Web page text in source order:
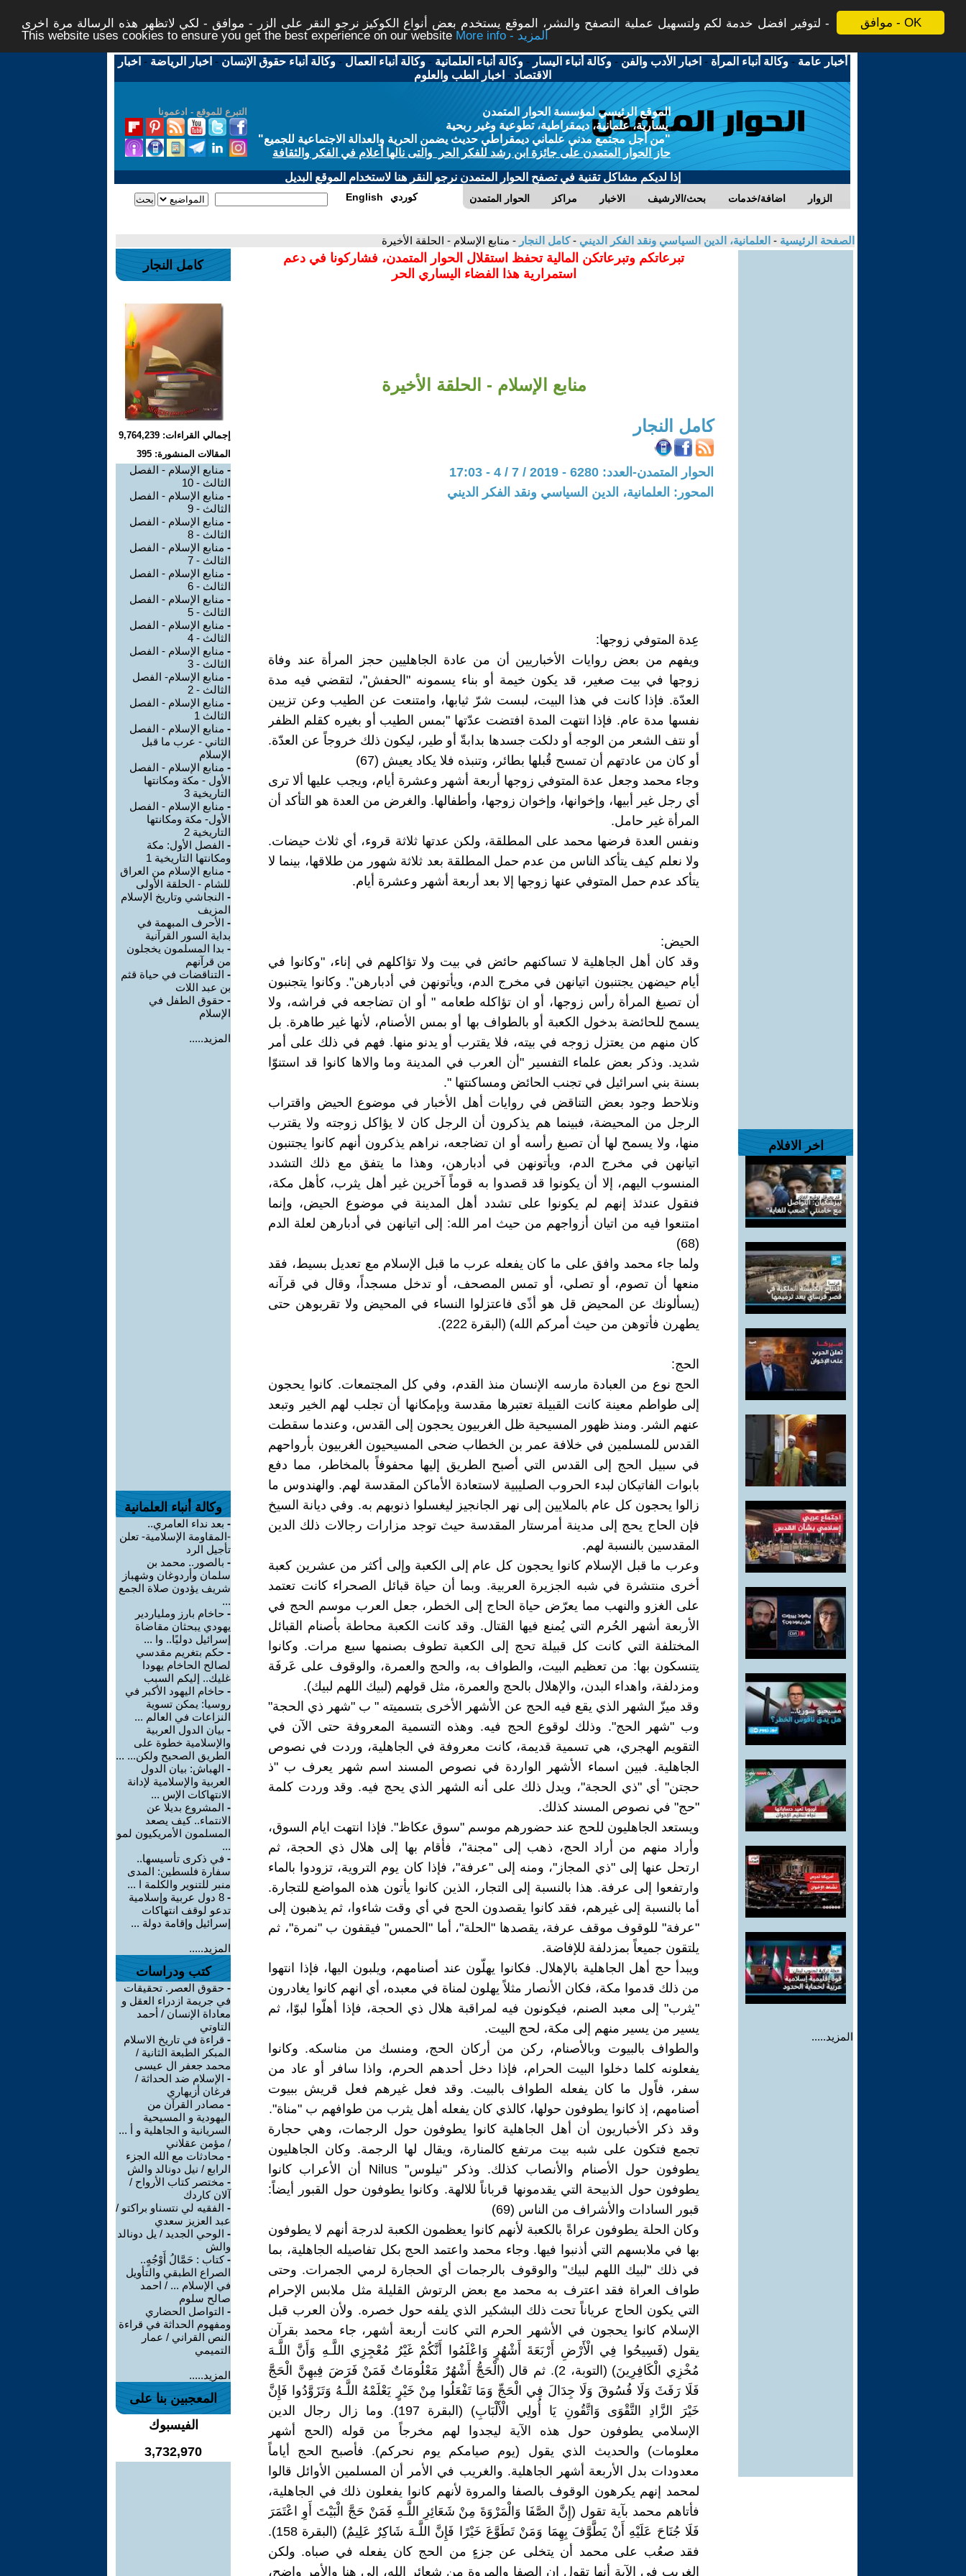
موافق - OK
لتوفير افضل خدمة لكم ولتسهيل عملية التصفح والنشر، الموقع يستخدم بعض أنواع الكوكيز نرجو النقر على الزر - موافق - لكي لاتظهر هذه الرسالة مرة اخرى -
This website uses cookies to ensure you get the best experience on our website
More info - المزيد
أخبار عامة -وكالة أنباء المرأة - اخبار الأدب والفن -وكالة أنباء اليسار -وكالة أنباء العلمانية -وكالة أنباء العمال -وكالة أنباء حقوق الإنسان - اخبار الرياضة - اخبار
الاقتصاد - اخبار الطب والعلوم
التبرع للموقع - ادعمونا
الموقع الرئيسي لمؤسسة الحوار المتمدن
يسارية، علمانية، ديمقراطية، تطوعية وغير ربحية
"من أجل مجتمع مدني علماني ديمقراطي حديث يضمن الحرية والعدالة الاجتماعية للجميع"
حاز الحوار المتمدن على جائزة ابن رشد للفكر الحر والتى نالها أعلام في الفكر والثقافة
إذا لديكم مشاكل تقنية في تصفح الحوار المتمدن نرجو النقر هنا لاستخدام الموقع البديل
الحوار المتمدن مراكز الاخبار بحث/الارشيف اضافة/خدمات الزوار English كوردي
الصفحة الرئيسية - العلمانية، الدين السياسي ونقد الفكر الديني -كامل النجار - منابع الإسلام - الحلقة الأخيرة
اخر الافلام
المزيد.....
تبرعاتكم وتبرعاتكن المالية تحفظ استقلال الحوار المتمدن، فشاركونا في دعم
استمرارية هذا الفضاء اليساري الحر
منابع الإسلام - الحلقة الأخيرة
كامل النجار
الحوار المتمدن-العدد: 6280 - 2019 / 7 / 4 - 17:03
المحور: العلمانية، الدين السياسي ونقد الفكر الديني
عِدة المتوفي زوجها:
ويفهم من بعض روايات الأخباريين أن من عادة الجاهليين حجز المرأة عند وفاة
زوجها في بيت صغير، قد يكون خيمة أو بناء يسمونه "الحفش"، لتقضي فيه مدة
العدّة. فإذا كانت في هذا البيت، لبست شرّ ثيابها، وامتنعت عن الطيب وعن تزيين
نفسها مدة عام. فإذا انتهت المدة افتضت عدّتها "بمس الطيب أو بغيره كقلم الظفر
أو نتف الشعر من الوجه أو دلكت جسدها بدابةّ أو طير، ليكون ذلك خروجاً عن العدّة.
أو كان من عادتهم أن تمسح قُبلها بطائر، وتنبذه فلا يكاد يعيش (67)
وجاء محمد وجعل عدة المتوفي زوجها أربعة أشهر وعشرة أيام، ويجب عليها ألا ترى
أي رجل غير أبيها، وإخوانها، وإخوان زوجها، وأطفالها. والغرض من العدة هو التأكد أن
المرأة غير حامل.
ونفس العدة فرضها محمد على المطلقة، ولكن عدتها ثلاثة قروء، أي ثلاث حيضات.
ولا نعلم كيف يتأكد الناس من عدم حمل المطلقة بعد ثلاثة شهور من طلاقها، بينما لا
يتأكد عدم حمل المتوفي عنها زوجها إلا بعد أربعة أشهر وعشرة أيام.
الحيض:
وقد كان أهل الجاهلية لا تساكنهم حائض في بيت ولا تؤاكلهم في إناء، "وكانوا في
أيام حيضهن يجتنبون اتيانهن في مخرج الدم، ويأتونهن في أدبارهن". وكانوا يتجنبون
أن تصبغ المرأة رأس زوجها، أو ان تؤاكله طعامه " أو ان تضاجعه في فراشه، ولا
يسمح للحائضة بدخول الكعبة أو بالطواف بها أو بمس الأصنام، لأنها غير طاهرة. بل
كان منهم من يعتزل زوجه في بيته، فلا يقترب أو يدنو منها. فهم في ذلك على أمر
شديد. وذكر بعض علماء التفسير "أن العرب في المدينة وما والاها كانوا قد استنوّا
بسنة بني اسرائيل في تجنب الحائض ومساكنتها ".
ونلاحط وجود بعض التناقض في روايات أهل الأخبار في موضوع الحيض واقتراب
الرجل من المحيضة، فبينما هم يذكرون أن الرجل كان لا يؤاكل زوجته ولا يقترب
منها، ولا يسمح لها أن تصبغ رأسه أو ان تضاجعه، نراهم يذكرون أنهم كانوا يجتنبون
اتيانهن في مخرج الدم، ويأتونهن في أدبارهن، وهذا ما يتفق مع ذلك التشدد
المنسوب اليهم، إلا أن يكونوا قد قصدوا به قوماً آخرين غير أهل يثرب، كأهل مكة،
فنقول عندئذ إنهم لم يكونوا على تشدد أهل المدينة في موضوع الحيض، وإنما
امتنعوا فيه من اتيان أزواجهم من حيث امر الله: إلى اتيانهن في أدبارهن لعلة الدم
(68)
ولما جاء محمد وافق على ما كان يفعله عرب ما قبل الإسلام مع تعديل بسيط، فقد
منعها أن تصوم، أو تصلي، أو تمس المصحف، أو تدخل مسجداً، وقال في قرآنه
(يسألونك عن المحيض قل هو أذًى فاعتزلوا النساء في المحيض ولا تقربوهن حتى
يطهرن فأتوهن من حيث أمركم الله) (البقرة 222).
الحج:
الحج نوع من العبادة مارسه الإنسان منذ القدم، وفي كل المجتمعات. كانوا يحجون
إلى طواطم معينة كانت القبيلة تعتبرها مقدسة وبإمكانها أن تجلب لهم الخير وتبعد
عنهم الشر. ومنذ ظهور المسيحية ظل الغربيون يحجون إلى القدس، وعندما سقطت
القدس للمسلمين في خلافة عمر بن الخطاب ضحى المسيحيون الغربيون بأرواحهم
في سبيل الحج إلى القدس التي أصبح الطريق إليها محفوفاً بالمخاطر، مما دفع
بابوات الفاتيكان لبدء الحروب الصليبية لاستعادة الأماكن المقدسة لهم. والهندوس ما
زالوا يحجون كل عام بالملايين إلى نهر الجانجيز ليغسلوا ذنوبهم به. وفي ديانة السيخ
فإن الحاج يحج إلى مدينة أمرستار المقدسة حيث توجد مزارات رجالات ذلك الدين
المقدسين بالنسبة لهم.
وعرب ما قبل الإسلام كانوا يحجون كل عام إلى الكعبة وإلى أكثر من عشرين كعبة
أخرى منتشرة في شبه الجزيرة العربية. وبما أن حياة قبائل الصحراء كانت تعتمد
على الغزو والنهب مما يعرّض حياة الحاج إلى الخطر، جعل العرب موسم الحج في
الأربعة أشهر الحُرم التي يُمنع فيها القتال. وقد كانت الكعبة محاطة بأصنام القبائل
المختلفة التي كانت كل قبيلة تحج إلى الكعبة تطوف بصنمها سبع مرات. وكانوا
يتنسكون بها: من تعظيم البيت، والطواف به، والحج والعمرة، والوقوف على عَرفَة
ومزدلفة، واهداء البدن، والإهلال بالحج والعمرة، مثل قولهم (لبيك اللهم لبيك).
وقد ميزّ الشهر الذي يقع فيه الحج عن الأشهر الأخرى بتسميته " ب "شهر ذي الحجة"
وب "شهر الحج". وذلك لوقوع الحج فيه. وهذه التسمية المعروفة حتى الآن في
التقويم الهجري، هي تسمية قديمة، كانت معروفة في الجاهلية، وردت في نصوص
الجاهلية. فبين اسماء الأشهر الواردة في نصوص المسند اسم شهر يعرف ب "ذ
حجتن" أي "ذي الحجة"، ويدل ذلك على أنه الشهر الذي يحج فيه. وقد وردت كلمة
"حج" في نصوص المسند كذلك.
ويستعد الجاهليون للحج عند حضورهم موسم "سوق عكاظ". فإذا انتهت ايام السوق،
وأراد منهم من أراد الحج، ذهب إلى "مجنة"، فأقام بها إلى هلال ذي الحجة، ثم
ارتحل عنها إلى "ذي المجاز"، ومنه إلى "عرفة"، فإذا كان يوم التروية، تزودوا بالماء
وارتفعوا إلى عرفة. هذا بالنسبة إلى التجار، الذين كانوا يأتون هذه المواضع للتجارة.
أما بالنسبة إلى غيرهم، فقد كانوا يقصدون الحج في أي وقت شاءوا، ثم يذهبون إلى
"عرفة" للوقوف موقف عرفة، يقصدها "الحلة"، أما "الحمس" فيقفون ب "نمرة"، ثم
يلتقون جميعاً بمزدلفة للإفاضة.
ويبدأ حج أهل الجاهلية بالإهلال. فكانوا يهلّون عند أصنامهم، ويلبون اليها، فإذا انتهوا
من ذلك قدموا مكة، فكان الأنصار مثلاً يهلون لمناة في معبده، أي انهم كانوا يغادرون
"يثرب" إلى معبد الصنم، فيكونون فيه لمراقبة هلال ذي الحجة، فإذا أهلّوا لبوّا، ثم
يسير من يسير منهم إلى مكة، لحج البيت.
والطواف بالبيوت وبالأصنام، ركن من أركان الحج، ومنسك من مناسكه. وكانوا
يفعلونه كلما دخلوا البيت الحرام، فإذا دخل أحدهم الحرم، واذا سافر أو عاد من
سفر، فاًول ما كان يفعله الطواف بالبيت. وقد فعل غيرهم فعل قريش ببيوت
أصنامهم، إذ كانوا يطوفون حولها، كالذي كان يفعله أهل يثرب من طوافهم ب "مناة".
وقد ذكر الأخباريون أن أهل الجاهلية كانوا يطوفون حول الرجمات، وهي حجارة
تجمع فتكون على شبه بيت مرتفع كالمنارة، ويقال لها الرجمة. وكان الجاهليون
يطوفون حول الأصنام والأنصاب كذلك. وذكر "نيلوس" Nilus أن الأعراب كانوا
يطوفون حول الذبيحة التي يقدمونها قرباناً للالهة. وكانوا يطوفون حول القبور أيضاً:
قبور السادات والأشراف من الناس (69)
وكان الحلة يطوفون عراةً بالكعبة لأنهم كانوا يعظمون الكعبة لدرجة أنهم لا يطوفون
بها في ملابسهم التي أذنبوا فيها. وجاء محمد واعتمد الحج بكل تفاصيله الجاهلية، بما
في ذلك "لبيك اللهم لبيك" والوقوف بالرجمات أي الحجارة لرمي الجمرات. وحتى
طواف العراة فقد اعترف به محمد مع بعض الرتوش القليلة مثل ملابس الإحرام
التي يكون الحاج عرياناً تحت ذلك البشكير الذي يلفه حول خصره. ولأن العرب قبل
الإسلام كانوا يحجون في الأشهر الحرم التي كانت أربعة أشهر، جاء محمد بقرآن
يقول (فَسِيحُوا فِي الْأَرْضِ أَرْبَعَةَ أَشْهُرٍ وَاعْلَمُوا أَنَّكُمْ غَيْرُ مُعْجِزِي اللَّـهِ وَأَنَّ اللَّـهَ
مُخْزِي الْكَافِرِينَ) (التوبة، 2). ثم قال (الْحَجُّ أَشْهُرٌ مَعْلُومَاتٌ فَمَنْ فَرَضَ فِيهِنَّ الْحَجَّ
فَلَا رَفَثَ وَلَا فُسُوقَ وَلَا جِدَالَ فِي الْحَجِّ وَمَا تَفْعَلُوا مِنْ خَيْرٍ يَعْلَمْهُ اللَّـهُ وَتَزَوَّدُوا فَإِنَّ
خَيْرَ الزَّادِ التَّقْوَى وَاتَّقُونِ يَا أُولِي الْأَلْبَابِ) (البقرة 197). وما زال رجال الدين
الإسلامي يطوفون حول هذه الآية ليجدوا لهم مخرجاً من قوله (الحج أشهر
معلومات) والحديث الذي يقول (يوم صيامكم يوم نحركم). فأصبح الحج أياماً
معدودات بدل الأربعة أشهر الجاهلية. والغريب في الأمر أن المسلمين الأوائل قالوا
لمحمد إنهم يكرهون الوقوف بالصفا والمروة لأنهم كانوا يفعلون ذلك في الجاهلية،
فأتاهم محمد بآية تقول (إِنَّ الصَّفَا وَالْمَرْوَةَ مِنْ شَعَائِرِ اللَّـهِ فَمَنْ حَجَّ الْبَيْتَ أَوِ اعْتَمَرَ
فَلَا جُنَاحَ عَلَيْهِ أَنْ يَطَّوَّفَ بِهِمَا وَمَنْ تَطَوَّعَ خَيْرًا فَإِنَّ اللَّـهَ شَاكِرٌ عَلِيمٌ) (البقرة 158).
فقد صعُب على محمد أن يتخلى عن جزءٍ من الحج كان يفعله في صباه. ولكن
الغريب في الآية أنها تقول إن الصفا والمروة من شعائر الله، إلى هنا والأمر واضح،
كامل النجار
إجمالي القراءات: 9,764,239
المقالات المنشورة: 395
- منابع الإسلام - الفصل
الثالث - 10
- منابع الإسلام - الفصل
الثالث - 9
- منابع الإسلام - الفصل
الثالث - 8
- منابع الإسلام - الفصل
الثالث - 7
- منابع الإسلام - الفصل
الثالث - 6
- منابع الإسلام - الفصل
الثالث - 5
- منابع الإسلام - الفصل
الثالث - 4
- منابع الإسلام - الفصل
الثالث - 3
- منابع الإسلام- الفصل
الثالث - 2
- منابع الإسلام - الفصل
الثالث 1
- منابع الإسلام - الفصل
الثاني - عرب ما قبل
الإسلام
- منابع الإسلام - الفصل
الأول - مكة ومكانتها
التاريخية 3
- منابع الإسلام - الفصل
الأول- مكة ومكانتها
التاريخية 2
- الفصل الأول: مكة
ومكانتها التاريخية 1
- منابع الإسلام من العراق
للشام - الحلقة الأولى
- النجاشي وتاريخ الإسلام
المزيف
- الأحرف المبهمة في
بداية السور القرآنية
- بدا المسلمون يخجلون
من قرآنهم
- التناقضات في حياة قثم
بن عبد اللات
- حقوق الطفل في
الإسلام
المزيد.....
وكالة أنباء العلمانية
- بعد نداء العامري..
-المقاومة الإسلامية- تعلن
تأجيل الرد
- بالصور.. محمد بن
سلمان وأردوغان وشهباز
شريف يؤدون صلاة الجمع
...
- حاخام بارز وملياردير
يهودي يبحثان مقاضاة
إسرائيل دوليًا.. وا ...
- حكم بتغريم مقدسي
لصالح الحاخام يهودا
غليك.. إليكم السبب
- حاخام اليهود الأكبر في
روسيا: يمكن تسوية
النزاعات في العالم ...
- بيان الدول العربية
والإسلامية خطوة على
الطريق الصحيح ولكن... ...
- الهباش: بيان الدول
العربية والإسلامية لإدانة
الانتهاكات الإس ...
- المشروع بديلا عن
الانتماء.. كيف يصعد
المسلمون الأمريكيون لمو
...
- في ذكرى تأسيسها..
سفارة فلسطين: المدى
منبر للتنوير والكلمة ا ...
-
8 دول عربية وإسلامية
تدعو لوقف انتهاكات
إسرائيل وإقامة دولة ...
المزيد.....
كتب ودراسات
- حقوق العصر. تحقيقات
في جريمة ازدراء العقل و
معاداة الإنسان / أحمد
التاوتي
- قراءة في تاريخ الاسلام
المبكر الطبعة الثانية /
محمد جعفر ال عيسى
- الإسلام ضد الحداثة /
فرغان أزيهاري
- مصادر القرآن من
اليهودية و المسيحية
السريانية و الجاهلية و أ ...
/ مؤمن عقلاني
- محادثات مع الله الجزء
الرابع / نيل دونالد والش
- مختصر كتاب الأرواح /
آلان كاردك
- الفقيه لي نتسناو براكتو /
عبد العزيز سعدي
- الوحي الجديد / يل دونالد
والش
-كتاب : حَمَّالُ أَوْجُهٍ..
الصراع الطبقي والتأويل
في الإسلام ... / احمد
صالح سلوم
- التواصل الحضاري
ومفهوم الحداثة في قراءة
النص القراني / عمار
التميمي
المزيد.....
المعجبين بنا على
الفيسبوك
3,732,970